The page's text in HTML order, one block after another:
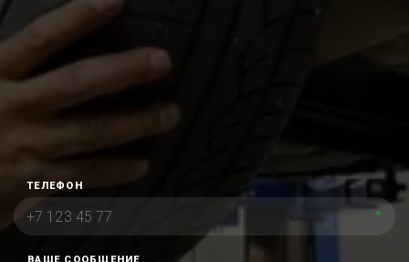
ТЕЛЕФОН
*